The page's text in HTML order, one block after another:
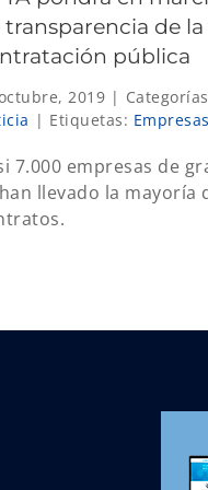
transparencia de la
pública
2019 |
| Etiquetas: Empresas
7.000 empresas de
llevado la mayoría